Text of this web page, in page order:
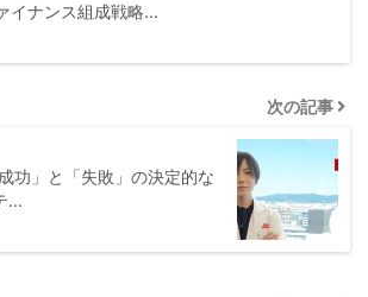
イナンス組成戦略…
次の記事
功」と「失敗」の決定的な
…